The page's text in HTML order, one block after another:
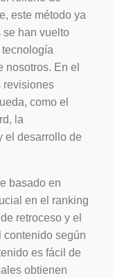
este método ya
se han vuelto
tecnología
nosotros. En el
revisiones
como el
la
el desarrollo de
basado en
en el ranking
retroceso y el
contenido según
es fácil de
obtienen